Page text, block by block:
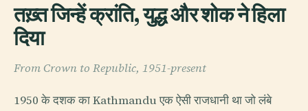
तख़्त जिन्हें क्रांति, युद्ध और शोक ने हिला
दिया
From Crown to Republic, 1951-present
1950 के दशक का Kathmandu एक ऐसी राजधानी था जो लंबे